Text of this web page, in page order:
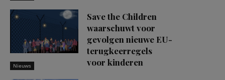
Nieuws
Save the Children
waarschuwt voor
gevolgen nieuwe EU-
terugkeerregels
voor kinderen